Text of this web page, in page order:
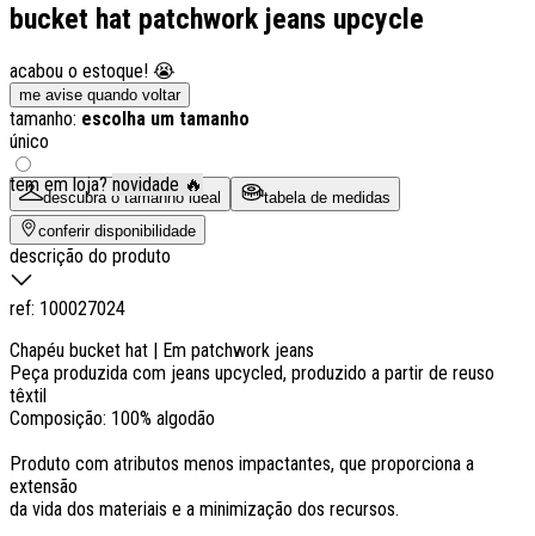
bucket hat patchwork jeans upcycle
acabou o estoque! 😭
me avise quando voltar
tamanho: escolha um tamanho
único
descubra o tamanho ideal tabela de medidas
tem em loja? novidade 🔥
conferir disponibilidade
descrição do produto
ref: 100027024
Chapéu bucket hat | Em patchwork jeans
Peça produzida com jeans upcycled, produzido a partir de reuso
têxtil
Composição: 100% algodão
Produto com atributos menos impactantes, que proporciona a
extensão
da vida dos materiais e a minimização dos recursos.